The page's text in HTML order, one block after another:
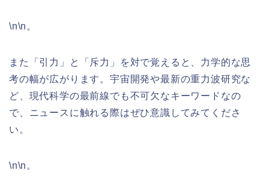
\n\n。
また「引力」と「斥力」を対で覚えると、力学的な思
考の幅が広がります。宇宙開発や最新の重力波研究な
ど、現代科学の最前線でも不可欠なキーワードなの
で、ニュースに触れる際はぜひ意識してみてくださ
い。
\n\n。